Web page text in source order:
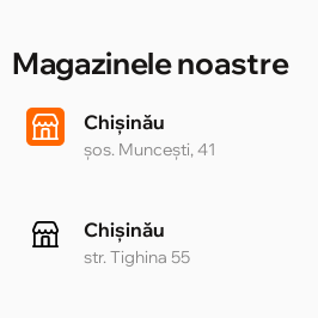
Magazinele noastre
Chișinău
șos. Muncești, 41
Chișinău
str. Tighina 55